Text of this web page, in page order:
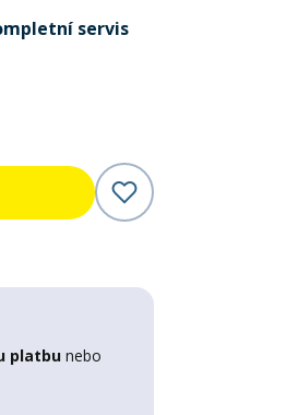
servis
platbu nebo